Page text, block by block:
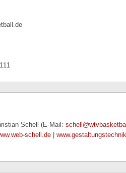
Schell (E-Mail:
schell.de